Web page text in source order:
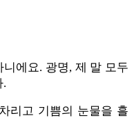
에요. 광명, 제 말 모두
.
리고 기쁨의 눈물을 흘